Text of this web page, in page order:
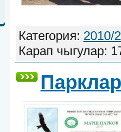
Категория: 2010/
Карап чыгулар: